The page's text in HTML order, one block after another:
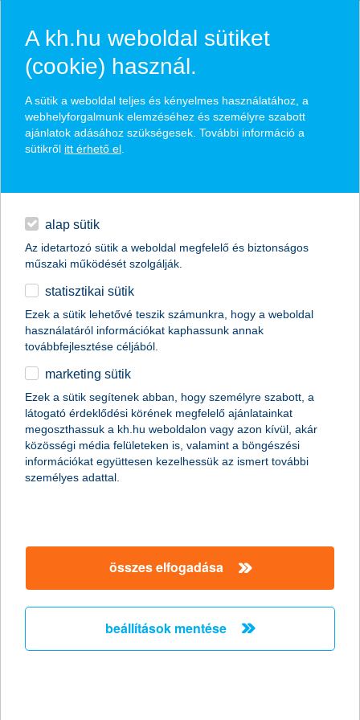
English
hírek és hivatalos
közzétételek
A legjobb kereskedelemfinanszírozási
bank címet kapta a K&H Bank
Magyarországon
A Global Finance magazin ismét a K&H Banknak ítélte a legjobb
kereskedelemfinanszírozási bank címet Magyarországon (Best
Trade Finance Provider in Hungary 2011).
A kh.hu weboldal sütiket
(cookie) használ.
A sütik a weboldal teljes és kényelmes használatához, a
webhelyforgalmunk elemzéséhez és személyre szabott
ajánlatok adásához szükségesek. További információ a
sütikről itt érhető el
alap sütik
Az idetartozó sütik a weboldal megfelelő és biztonságos
műszaki működését szolgálják.
statisztikai sütik
Ezek a sütik lehetővé teszik számunkra, hogy a weboldal
használatáról információkat kaphassunk annak
továbbfejlesztése céljából.
marketing sütik
Ezek a sütik segítenek abban, hogy személyre szabott, a
látogató érdeklődési körének megfelelő ajánlatainkat
megoszthassuk a kh.hu weboldalon vagy azon kívül, akár
közösségi média felületeken is, valamint a böngészési
információkat együttesen kezelhessük az ismert további
személyes adattal.
összes elfogadása
beállítások mentése